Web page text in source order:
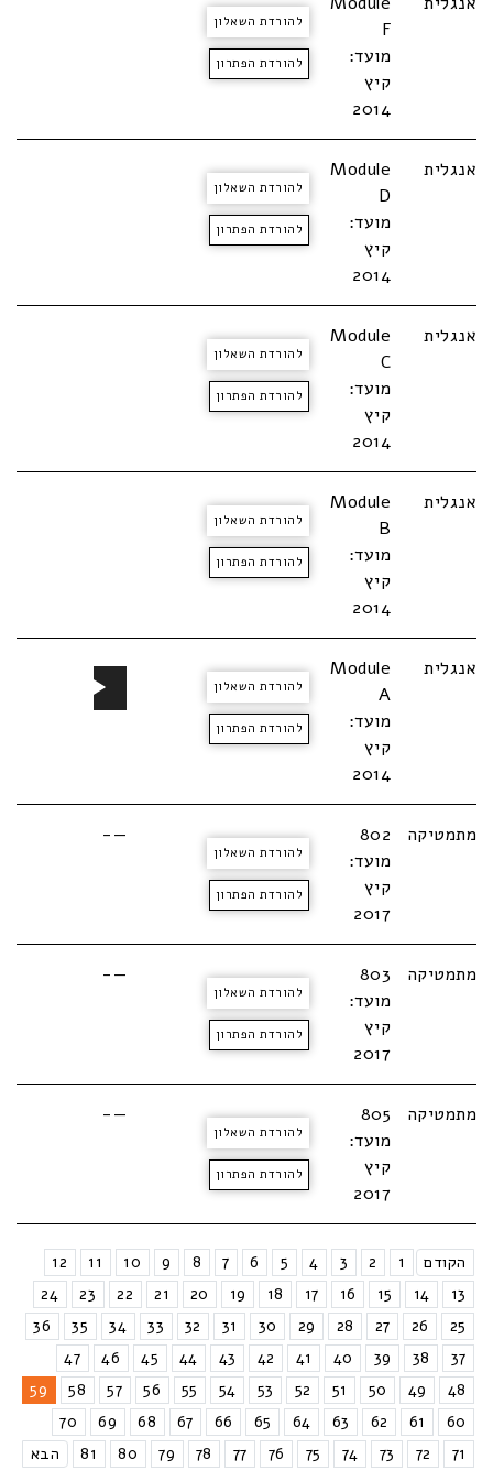
F
מועד:
קיץ
2014
להורדת השאלון
להורדת הפתרון
אנגלית
Module
D
מועד:
קיץ
2014
להורדת השאלון
להורדת הפתרון
אנגלית
Module
C
מועד:
קיץ
2014
להורדת השאלון
להורדת הפתרון
אנגלית
Module
B
מועד:
קיץ
2014
להורדת השאלון
להורדת הפתרון
אנגלית
Module
A
מועד:
קיץ
2014
להורדת השאלון
להורדת הפתרון
נגן
אודיו
מתמטיקה
802
מועד:
קיץ
2017
להורדת השאלון
להורדת הפתרון
—-
מתמטיקה
803
מועד:
קיץ
2017
להורדת השאלון
להורדת הפתרון
—-
מתמטיקה
805
מועד:
קיץ
2017
להורדת השאלון
להורדת הפתרון
—-
הקודם 1
2
3
4
5
6
7
8
9
10
11
12
13
14
15
16
17
18
19
20
21
22
23
24
25
26
27
28
29
30
31
32
33
34
35
36
37
38
39
40
41
42
43
44
45
46
47
48
49
50
51
52
53
54
55
56
57
58
59
60
61
62
63
64
65
66
67
68
69
70
71
72
73
74
75
76
77
78
79
80
81 הבא